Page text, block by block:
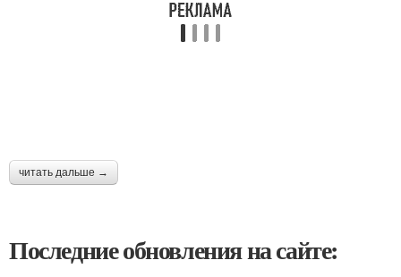
читать дальше →
Последние обновления на сайте: